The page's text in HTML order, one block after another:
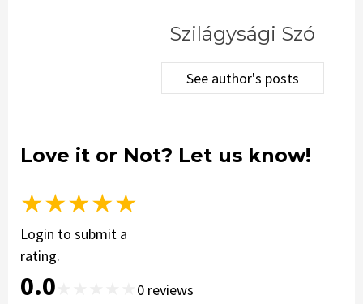
Szilágysági Szó
See author's posts
Love it or Not? Let us know!
★★★★★
Login to submit a
rating.
0.0 0 reviews